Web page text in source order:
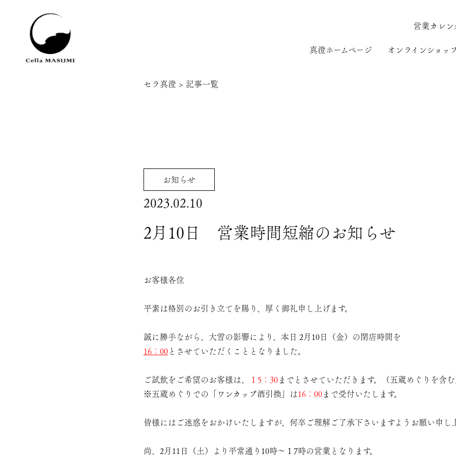
営業カレン
真澄ホームページ オンラインショッ
セラ真澄 > 記事一覧
お知らせ
2023.02.10
2月10日 営業時間短縮のお知らせ
お客様各位
平素は格別のお引き立てを賜り、厚く御礼申し上げます。
誠に勝手ながら、大雪の影響により、本日 2月10日（金）の閉店時間を
16：00 とさせていただくこととなりました。
ご試飲をご希望のお客様は、 １5：30 までとさせていただきます。（五蔵めぐりを含む
※五蔵めぐりでの「ワンカップ酒引換」は16：00 まで受付いたします。
皆様にはご迷惑をおかけいたしますが、何卒ご理解ご了承下さいますようお願い申し
尚、2月11日（土）より平常通り10時～１7時の営業となります。